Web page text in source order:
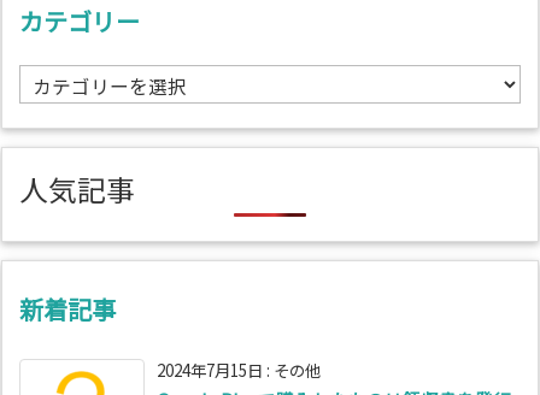
カテゴリー
カ
テ
ゴ
ー
人気記事
新着記事
2024年7月15日 : その他